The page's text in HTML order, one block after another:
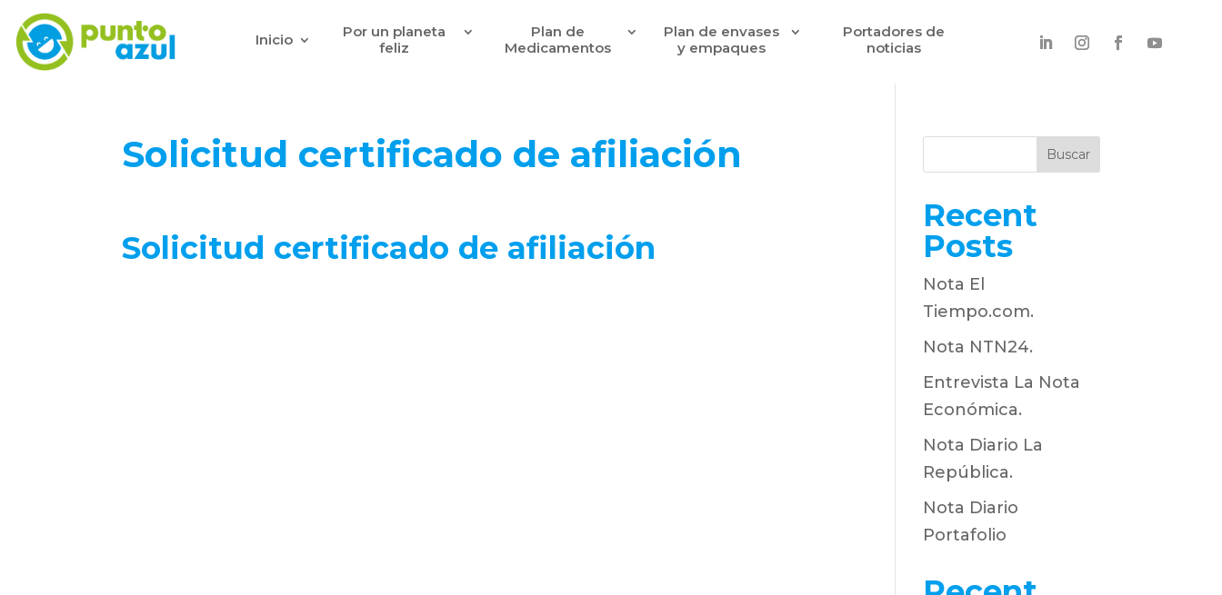
Inicio
Por un planeta
feliz
Plan de
Medicamentos
Plan de envases
y empaques
Portadores de
noticias
Solicitud certificado de afiliación
Solicitud certificado de afiliación
Buscar
Recent
Posts
Nota El
Tiempo.com.
Nota NTN24.
Entrevista La Nota
Económica.
Nota Diario La
República.
Nota Diario
Portafolio